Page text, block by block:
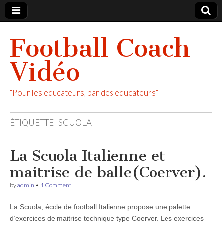
Football Coach
Vidéo
"Pour les éducateurs, par des éducateurs"
ÉTIQUETTE :SCUOLA
La Scuola Italienne et
maitrise de balle(Coerver).
byadmin • 1 Comment
La Scuola, école de football Italienne propose une palette
d’exercices de maitrise technique type Coerver. Les exercices